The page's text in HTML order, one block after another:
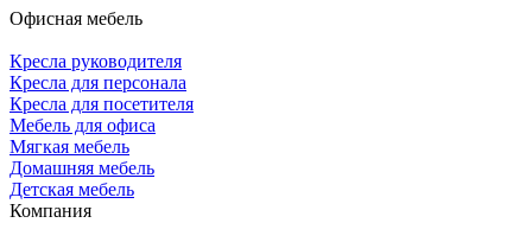
Офисная мебель
Кресла руководителя
Кресла для персонала
Кресла для посетителя
Мебель для офиса
Мягкая мебель
Домашняя мебель
Детская мебель
Компания